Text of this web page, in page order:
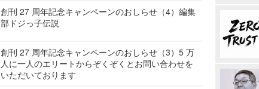
創刊 27 周年記念キャンペーンのおしらせ（4）編集
部ドジっ子伝説
創刊 27 周年記念キャンペーンのおしらせ（3）5 万
人に一人のエリートからぞくぞくとお問い合わせを
いただいております